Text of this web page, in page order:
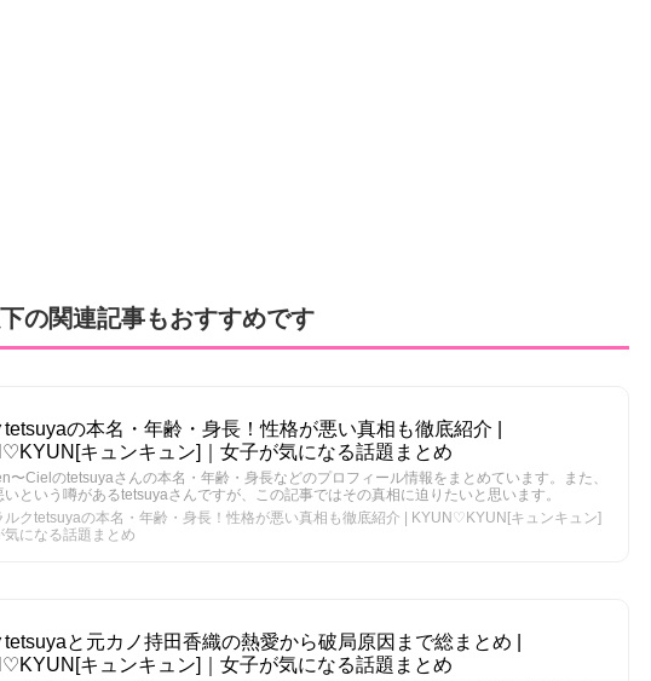
の関連記事もおすすめです
tetsuyaの本名・年齢・身長！性格が悪い真相も徹底紹介 |
キュンキュン]｜女子が気になる話題まとめ
〜Cielのtetsuyaさんの本名・年齢・身長などのプロフィール情報をまとめています。また、
いという噂があるtetsuyaさんですが、この記事ではその真相に迫りたいと思います。
ルクtetsuyaの本名・年齢・身長！性格が悪い真相も徹底紹介 | KYUN♡KYUN[キュンキュン]
気になる話題まとめ
tetsuyaと元カノ持田香織の熱愛から破局原因まで総まとめ |
キュンキュン]｜女子が気になる話題まとめ